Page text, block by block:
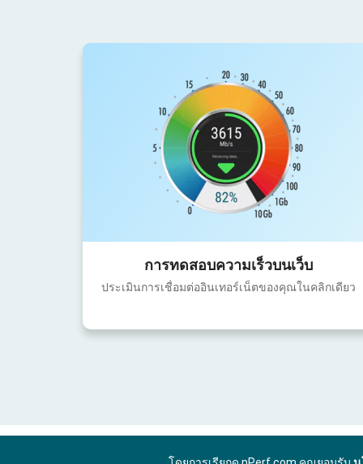
การทดสอบความเร็วบนเว็บ
ประเมินการเชื่อมต่ออินเทอร์เน็ตของคุณในคลิกเดียว